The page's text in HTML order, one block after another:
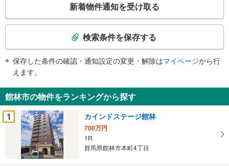
検
知
を
受
け
新着物件通知を受け取る
検索条件を保存する
保存した条件の確認・通知設定の変更・解除はマイページから行
えます。
館林市の物件をランキングから探す
1
カインドステージ館林
700万円
1R
群馬県館林市本町4丁目